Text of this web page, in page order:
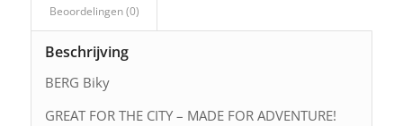
Beoordelingen (0)
Beschrijving
BERG Biky
GREAT FOR THE CITY – MADE FOR ADVENTURE!